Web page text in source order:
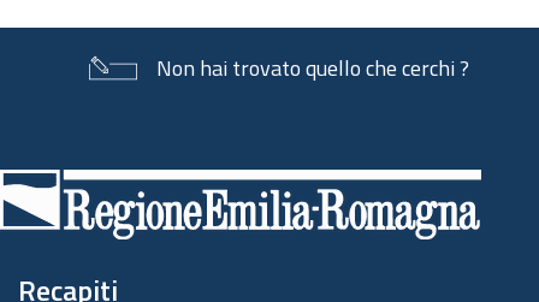
Non hai trovato quello che cerchi ?
di
pagina
Recapiti